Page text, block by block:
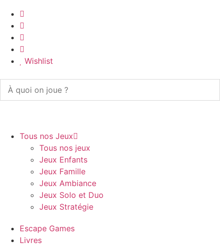
Wishlist
Tous nos Jeux
Tous nos jeux
Jeux Enfants
Jeux Famille
Jeux Ambiance
Jeux Solo et Duo
Jeux Stratégie
Escape Games
Livres